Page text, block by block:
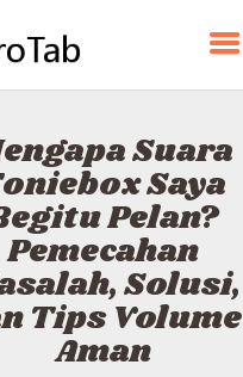
Suara
Saya
Pelan?
Pemecahan
Solusi,
Tips Volume
Aman
NITROTAB
INDONESIA